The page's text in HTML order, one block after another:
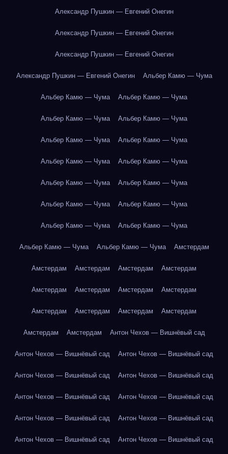
Александр Пушкин — Евгений Онегин
Александр Пушкин — Евгений Онегин
Александр Пушкин — Евгений Онегин
Александр Пушкин — Евгений Онегин Альбер Камю — Чума
Альбер Камю — Чума Альбер Камю — Чума
Альбер Камю — Чума Альбер Камю — Чума
Альбер Камю — Чума Альбер Камю — Чума
Альбер Камю — Чума Альбер Камю — Чума
Альбер Камю — Чума Альбер Камю — Чума
Альбер Камю — Чума Альбер Камю — Чума
Альбер Камю — Чума Альбер Камю — Чума
Альбер Камю — Чума Альбер Камю — Чума Амстердам
Амстердам Амстердам Амстердам Амстердам
Амстердам Амстердам Амстердам Амстердам
Амстердам Амстердам Амстердам Амстердам
Амстердам Амстердам Антон Чехов — Вишнёвый сад
Антон Чехов — Вишнёвый сад Антон Чехов — Вишнёвый сад
Антон Чехов — Вишнёвый сад Антон Чехов — Вишнёвый сад
Антон Чехов — Вишнёвый сад Антон Чехов — Вишнёвый сад
Антон Чехов — Вишнёвый сад Антон Чехов — Вишнёвый сад
Антон Чехов — Вишнёвый сад Антон Чехов — Вишнёвый сад